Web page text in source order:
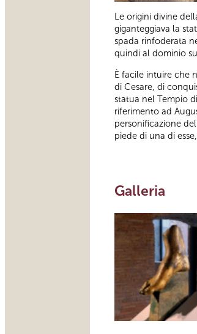
Le origini divine
giganteggiava la
spada rinfoderata
quindi al dominio
È facile intuire che
di Cesare, di
statua nel Tempio
riferimento ad
personificazione
piede di una di
Galleria